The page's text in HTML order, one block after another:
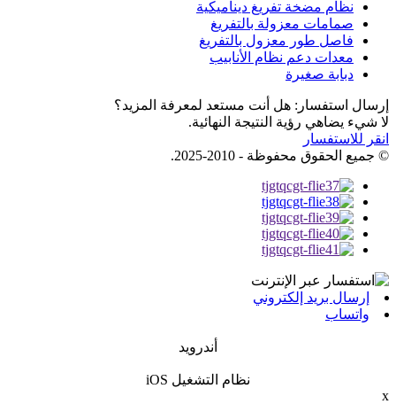
نظام مضخة تفريغ ديناميكية
صمامات معزولة بالتفريغ
فاصل طور معزول بالتفريغ
معدات دعم نظام الأنابيب
دبابة صغيرة
إرسال استفسار: هل أنت مستعد لمعرفة المزيد؟
لا شيء يضاهي رؤية النتيجة النهائية.
انقر للاستفسار
© جميع الحقوق محفوظة - 2010-2025.
إرسال بريد إلكتروني
واتساب
أندرويد
نظام التشغيل iOS
x